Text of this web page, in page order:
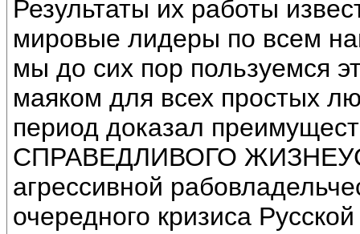
Результаты их работы
мировые лидеры по всем
мы до сих пор пользуемся
маяком для всех простых
период доказал
СПРАВЕДЛИВОГО
агрессивной
очередного кризиса